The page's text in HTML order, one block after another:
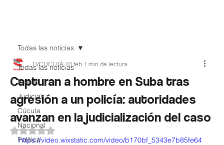
Todas las noticias
EnVivo
Judicial
Cúcuta
Nacional
Política
Todas las noticias
Capturan a hombre en Suba tras
agresión a un policía: autoridades
avanzan en la judicialización del caso
TVCUCUTA 10 feb 1 min de lectura
Obtuvo NaN de 5 estrellas.
https://video.wixstatic.com/video/b170bf_5343e7b85fe64